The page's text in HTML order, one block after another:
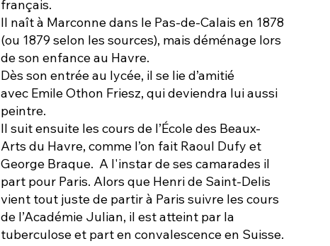
français.
Il naît à Marconne dans le Pas-de-Calais en 1878
(ou 1879 selon les sources), mais déménage lors
de son enfance au Havre.
Dès son entrée au lycée, il se lie d’amitié
avec Emile Othon Friesz, qui deviendra lui aussi
peintre.
Il suit ensuite les cours de l’École des Beaux-
Arts du Havre, comme l’on fait Raoul Dufy et
George Braque. A l'instar de ses camarades il
part pour Paris. Alors que Henri de Saint-Delis
vient tout juste de partir à Paris suivre les cours
de l’Académie Julian, il est atteint par la
tuberculose et part en convalescence en Suisse.